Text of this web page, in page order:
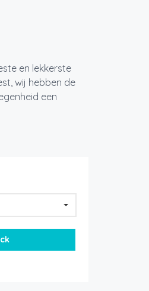
en lekkerste
wij hebben de
een